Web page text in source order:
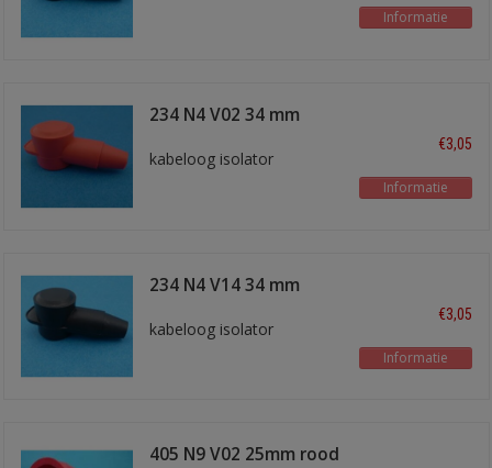
Informatie
234 N4 V02 34 mm
kabeloog isolator
€3,05
Informatie
234 N4 V14 34 mm
kabeloog isolator
€3,05
Informatie
405 N9 V02 25mm rood